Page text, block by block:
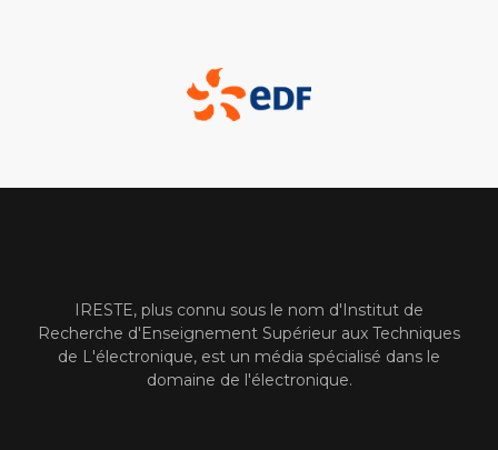
IRESTE, plus connu sous le nom d'Institut de
Recherche d'Enseignement Supérieur aux Techniques
de L'électronique, est un média spécialisé dans le
domaine de l'électronique.